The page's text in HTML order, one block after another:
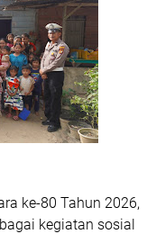
ke-80 Tahun 2026,
kegiatan sosial